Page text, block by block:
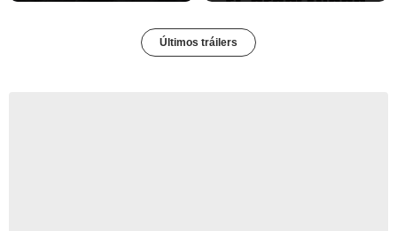
Últimos tráilers